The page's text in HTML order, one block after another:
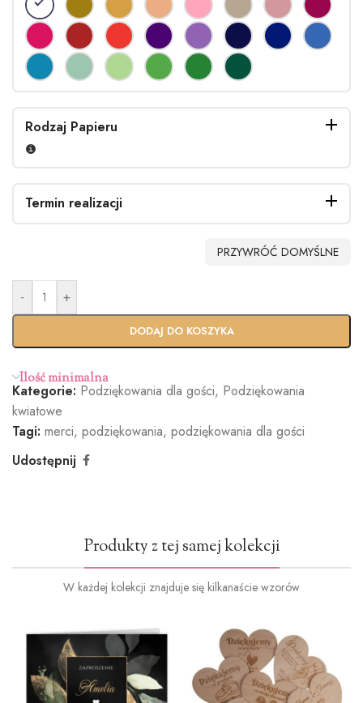
Rodzaj Papieru
Termin realizacji
Standardo
Ekspres
(+100zł)
PRZYWRÓĆ DOMYŚLNE
- +
DODAJ DO KOSZYKA
Ilość minimalna
Kategorie: Podziękowania dla gości, Podziękowania
kwiatowe
Tagi: merci, podziękowania, podziękowania dla gości
Udostępnij
Produkty z tej samej kolekcji
W każdej kolekcji znajduje się kilkanaście wzorów